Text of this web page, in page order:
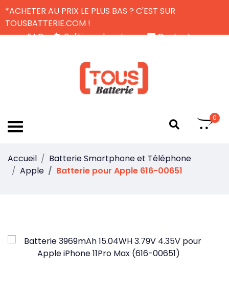
*ACHETER AU PRIX LE PLUS BAS ? C'EST SUR
TOUSBATTERIE.COM !
FAQ
Politique de retour
Contactez-nous
0
Accueil
Batterie Smartphone et Téléphone
Apple
Batterie pour Apple 616-00651